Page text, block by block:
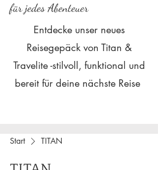
für jedes Abenteuer
Entdecke unser neues
Reisegepäck von Titan &
Travelite -stilvoll, funktional und
bereit für deine nächste Reise
Start TITAN